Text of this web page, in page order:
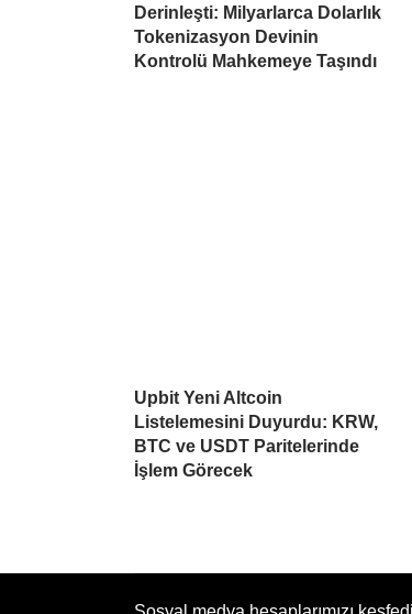
Derinleşti: Milyarlarca Dolarlık
Tokenizasyon Devinin
Kontrolü Mahkemeye Taşındı
Upbit Yeni Altcoin
Listelemesini Duyurdu: KRW,
BTC ve USDT Paritelerinde
İşlem Görecek